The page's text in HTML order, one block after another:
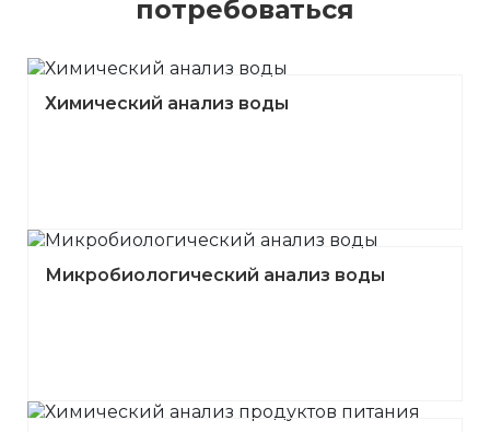
потребоваться
Химический анализ воды
Микробиологический анализ воды